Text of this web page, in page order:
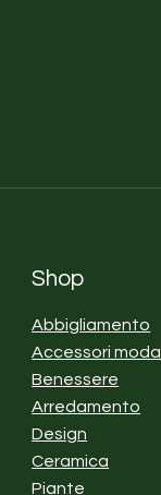
Shop
Abbigliamento
Accessori moda
Benessere
Arredamento
Design
Ceramica
Piante